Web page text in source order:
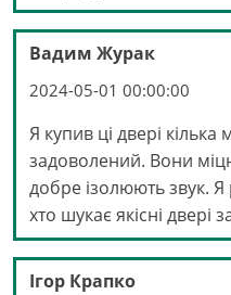
Вадим Журак
2024-05-01 00:00:00
Я купив ці двері кілька
задоволений. Вони
добре ізолюють звук.
хто шукає якісні двері
Ігор Крапко